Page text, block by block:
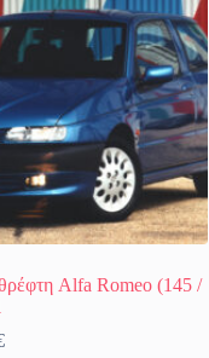
Alfa Romeo (145 /
Price